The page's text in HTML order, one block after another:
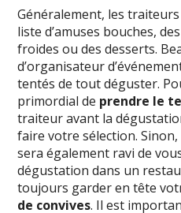
Généralement, les
liste d’amuses bouches,
froides ou des desserts.
d’organisateur
tentés de tout déguster.
primordial de prendre le
traiteur avant la
faire votre sélection.
sera également ravi de
dégustation dans un
toujours garder en tête
de convives. Il est